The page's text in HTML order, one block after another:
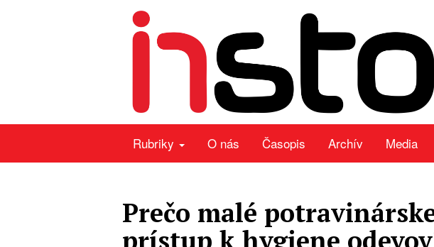
Rubriky O nás Časopis Archív Media
Prečo malé
prístup k hygiene